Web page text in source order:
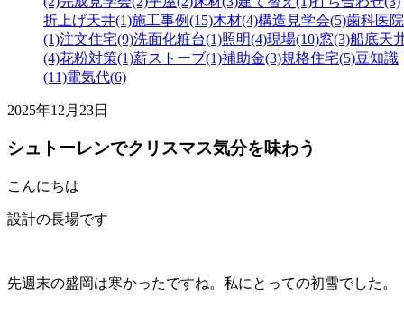
折上げ天井(1)施工事例(15)木材(4)構造見学会(5)歯科医院
(1)注文住宅(9)洗面化粧台(1)照明(4)現場(10)窓(3)船底天
(4)花粉対策(1)薪ストーブ(1)補助金(3)規格住宅(5)豆知識
(11)電気代(6)
2025年12月23日
シュトーレンでクリスマス気分を味わう
こんにちは
設計の長場です
先週末の盛岡は寒かったですね。私にとっての初雪でした。